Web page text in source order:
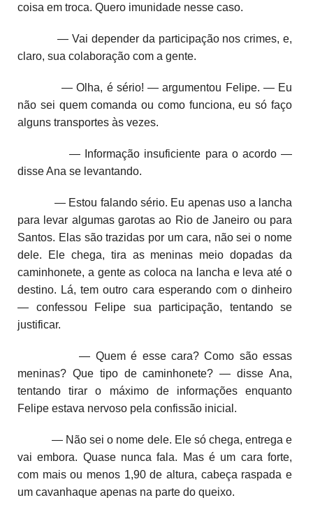
coisa em troca. Quero imunidade nesse caso.
— Vai depender da participação nos crimes, e,
claro, sua colaboração com a gente.
— Olha, é sério! — argumentou Felipe. — Eu
não sei quem comanda ou como funciona, eu só faço
alguns transportes às vezes.
— Informação insuficiente para o acordo —
disse Ana se levantando.
— Estou falando sério. Eu apenas uso a lancha
para levar algumas garotas ao Rio de Janeiro ou para
Santos. Elas são trazidas por um cara, não sei o nome
dele. Ele chega, tira as meninas meio dopadas da
caminhonete, a gente as coloca na lancha e leva até o
destino. Lá, tem outro cara esperando com o dinheiro
— confessou Felipe sua participação, tentando se
justificar.
— Quem é esse cara? Como são essas
meninas? Que tipo de caminhonete? — disse Ana,
tentando tirar o máximo de informações enquanto
Felipe estava nervoso pela confissão inicial.
— Não sei o nome dele. Ele só chega, entrega e
vai embora. Quase nunca fala. Mas é um cara forte,
com mais ou menos 1,90 de altura, cabeça raspada e
um cavanhaque apenas na parte do queixo.